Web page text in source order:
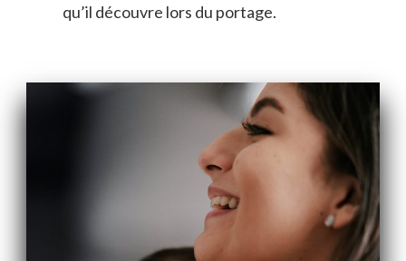
qu’il découvre lors du portage.